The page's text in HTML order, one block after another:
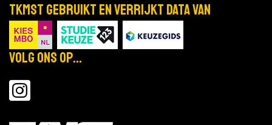
Bekijk de details
mrt Proefstuderen
TKMST gebruikt en verrijkt data van
Volg ons op...